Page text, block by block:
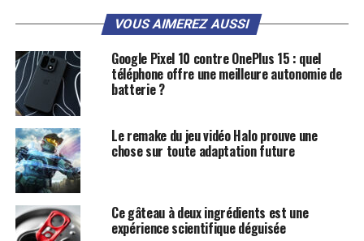
VOUS AIMEREZ AUSSI
Google Pixel 10 contre OnePlus 15 : quel
téléphone offre une meilleure autonomie de
batterie ?
Le remake du jeu vidéo Halo prouve une
chose sur toute adaptation future
Ce gâteau à deux ingrédients est une
expérience scientifique déguisée